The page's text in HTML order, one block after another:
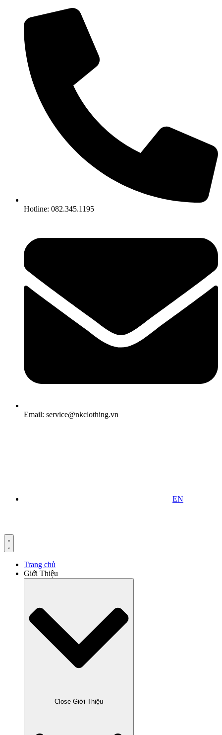
Hotline: 082.345.1195
Email: service@nkclothing.vn
EN
Trang chủ
Giới Thiệu
Close Giới Thiệu